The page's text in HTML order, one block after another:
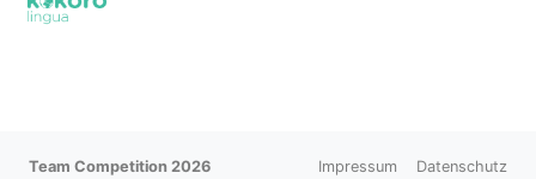
Team Competition 2026 Impressum Datenschutz